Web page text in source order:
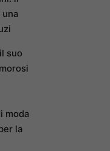
suo
moda
la